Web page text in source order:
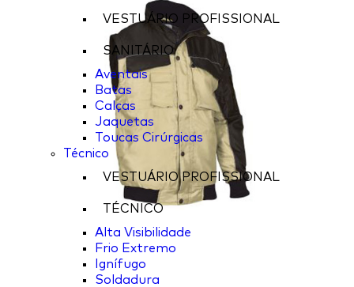
VESTUÁRIO PROFISSIONAL
SANITÁRIO
Aventais
Batas
Calças
Jaquetas
Toucas Cirúrgicas
Técnico
VESTUÁRIO PROFISSIONAL
TÉCNICO
Alta Visibilidade
Frio Extremo
Ignífugo
Soldadura